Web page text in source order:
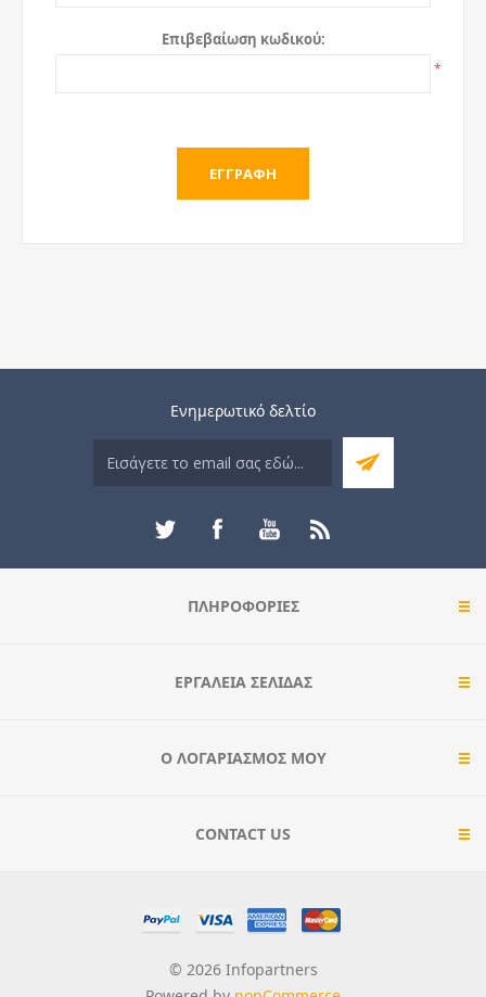
Επιβεβαίωση κωδικού:
*
Ενημερωτικό δελτίο
ΠΛΗΡΟΦΟΡΊΕΣ
ΕΡΓΑΛΕΊΑ ΣΕΛΊΔΑΣ
Ο ΛΟΓΑΡΙΑΣΜΌΣ ΜΟΥ
CONTACT US
© 2026 Infopartners